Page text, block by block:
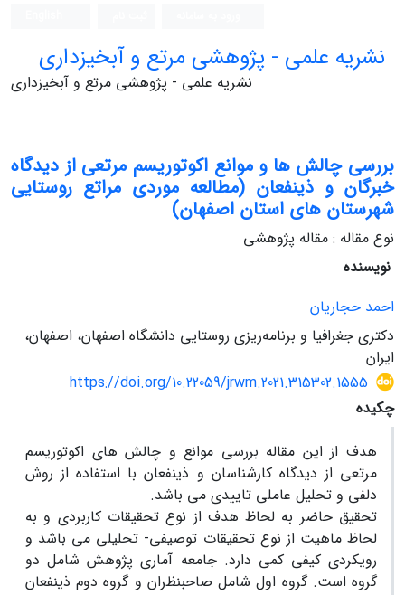
نشریه علمی - پژوهشی مرتع و آبخیزداری
نشریه علمی - پژوهشی مرتع و آبخیزداری
بررسی چالش ها و موانع اکوتوریسم مرتعی از دیدگاه
خبرگان و ذینفعان (مطالعه موردی مراتع روستایی
شهرستان های استان اصفهان)
نوع مقاله : مقاله پژوهشی
نویسنده
احمد حجاریان
دکتری جغرافیا و برنامه‌ریزی روستایی دانشگاه اصفهان، اصفهان،
ایران
https://doi.org/10.22059/jrwm.2021.315302.1555
چکیده
هدف از این مقاله بررسی موانع و چالش های اکوتوریسم
مرتعی از دیدگاه کارشناسان و ذینفعان با استفاده از روش
دلفی و تحلیل عاملی تاییدی می باشد.
تحقیق حاضر به لحاظ هدف از نوع تحقیقات کاربردی و به
لحاظ ماهیت از نوع تحقیقات توصیفی- تحلیلی می باشد و
رویکردی کیفی کمی دارد. جامعه آماری پژوهش شامل دو
گروه است. گروه اول شامل صاحبنظران و گروه دوم ذینفعان